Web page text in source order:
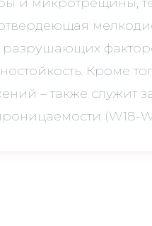
и микротрещины,
Кроме
– также служит
(W18-